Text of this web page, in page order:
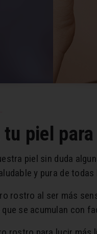
buena rutina de ejercicios
tu piel
piel sin duda
y pura de
rostro al ser más
se acumulan con